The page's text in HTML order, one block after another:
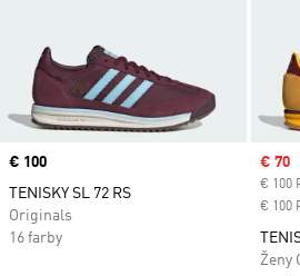
Price
€ 100
TENISKY SL 72 RS
Originals
16 farby
Sale
€ 70
€ 100
€ 100
Ženy